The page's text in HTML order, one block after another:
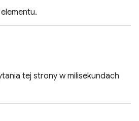
tej strony w milisekundach